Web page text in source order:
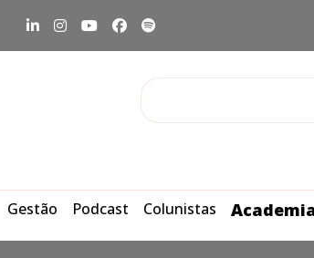
Gestão Podcast Colunistas